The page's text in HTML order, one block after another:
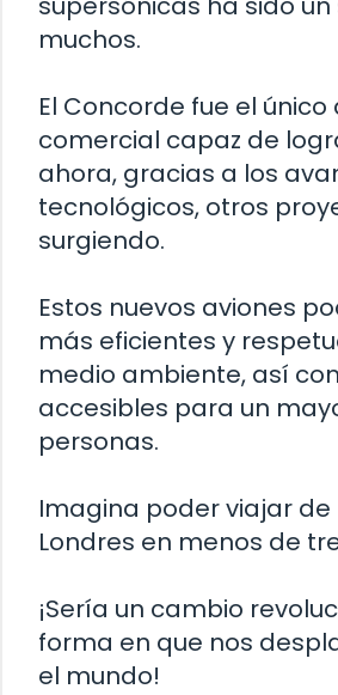
muchos.
El Concorde fue el único
comercial capaz de
ahora, gracias a los
tecnológicos, otros
surgiendo.
Estos nuevos aviones
más eficientes y
medio ambiente, así
accesibles para un
personas.
Imagina poder viajar de
Londres en menos de
¡Sería un cambio
forma en que nos
el mundo!